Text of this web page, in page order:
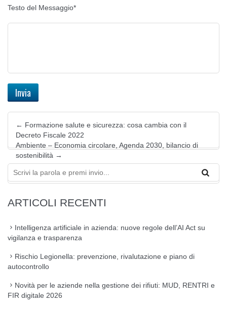
Testo del Messaggio*
← Formazione salute e sicurezza: cosa cambia con il
Decreto Fiscale 2022
Ambiente – Economia circolare, Agenda 2030, bilancio di
sostenibilità →
ARTICOLI RECENTI
Intelligenza artificiale in azienda: nuove regole dell’AI Act su
vigilanza e trasparenza
Rischio Legionella: prevenzione, rivalutazione e piano di
autocontrollo
Novità per le aziende nella gestione dei rifiuti: MUD, RENTRI e
FIR digitale 2026